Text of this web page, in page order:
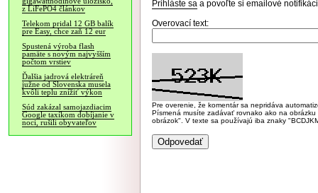
z LiFePO4 článkov
Telekom pridal 12 GB balík
pre Easy, chce zaň 12 eur
Spustená výroba flash
pamäte s novým najvyšším
počtom vrstiev
Ďalšia jadrová elektráreň
južne od Slovenska musela
kvôli teplu znížiť výkon
Súd zakázal samojazdiacim
Google taxíkom dobíjanie v
noci, rušili obyvateľov
Prihláste sa a povoľte si emailové
Overovací text:
Pre overenie, že komentár sa nepridáva
Písmená musíte zadávať rovnako ako na
obrázok". V texte sa používajú iba znaky